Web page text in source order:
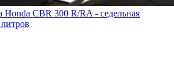
CBR 300 R/RA - седельная